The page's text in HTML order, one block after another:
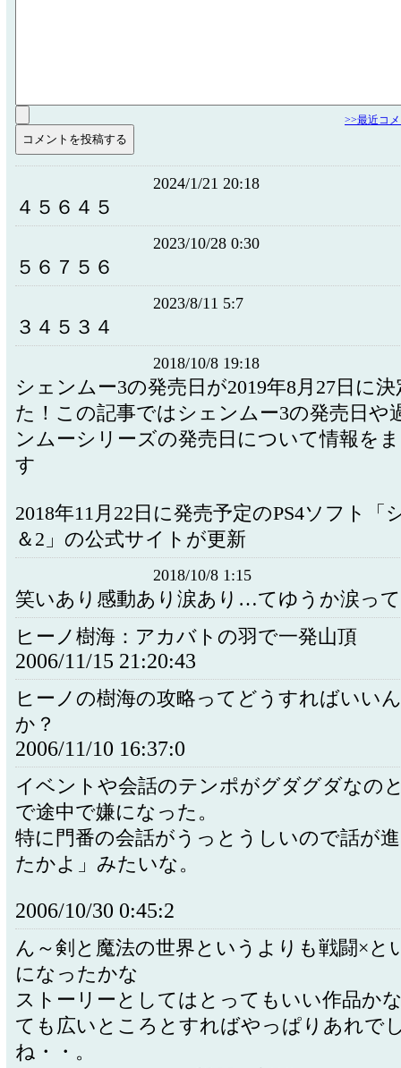
>>最近コ
2024/1/21 20:18
４５６４５
2023/10/28 0:30
５６７５６
2023/8/11 5:7
３４５３４
2018/10/8 19:18
シェンムー3の発売日が2019年8月27日に
た！この記事ではシェンムー3の発売日や
ンムーシリーズの発売日について情報を
す
2018年11月22日に発売予定のPS4ソフト「
＆2」の公式サイトが更新
2018/10/8 1:15
笑いあり感動あり涙あり…てゆうか涙っ
ヒーノ樹海：アカバトの羽で一発山頂
2006/11/15 21:20:43
ヒーノの樹海の攻略ってどうすればいい
か？
2006/11/10 16:37:0
イベントや会話のテンポがグダグダなの
で途中で嫌になった。
特に門番の会話がうっとうしいので話が
たかよ」みたいな。
2006/10/30 0:45:2
ん～剣と魔法の世界というよりも戦闘×と
になったかな
ストーリーとしてはとってもいい作品か
ても広いところとすればやっぱりあれで
ね・・。